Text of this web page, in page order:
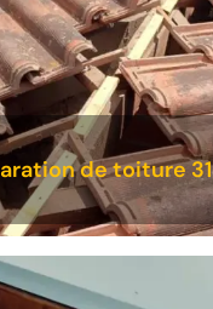
de toiture 31